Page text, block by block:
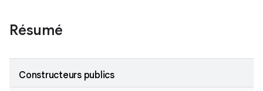
Résumé
Constructeurs publics